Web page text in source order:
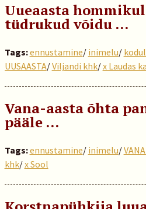
Uueaasta
tüdrukud võidu …
Tags:ennustamine/ inimelu/
UUSAASTA/Viljandi khk/x Laudas
Vana-aasta õhta
pääle …
Tags:ennustamine/ inimelu/
khk/x Sool